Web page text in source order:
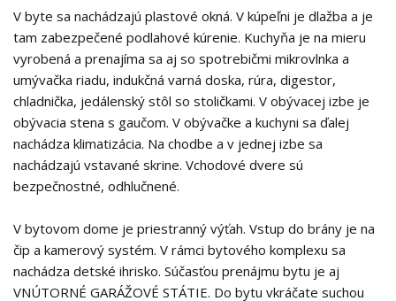
V byte sa nachádzajú plastové okná. V kúpeľni je dlažba a je
tam zabezpečené podlahové kúrenie. Kuchyňa je na mieru
vyrobená a prenajíma sa aj so spotrebičmi mikrovlnka a
umývačka riadu, indukčná varná doska, rúra, digestor,
chladnička, jedálenský stôl so stoličkami. V obývacej izbe je
obývacia stena s gaučom. V obývačke a kuchyni sa ďalej
nachádza klimatizácia. Na chodbe a v jednej izbe sa
nachádzajú vstavané skrine. Vchodové dvere sú
bezpečnostné, odhlučnené.
V bytovom dome je priestranný výťah. Vstup do brány je na
čip a kamerový systém. V rámci bytového komplexu sa
nachádza detské ihrisko. Súčasťou prenájmu bytu je aj
VNÚTORNÉ GARÁŽOVÉ STÁTIE. Do bytu vkráčate suchou